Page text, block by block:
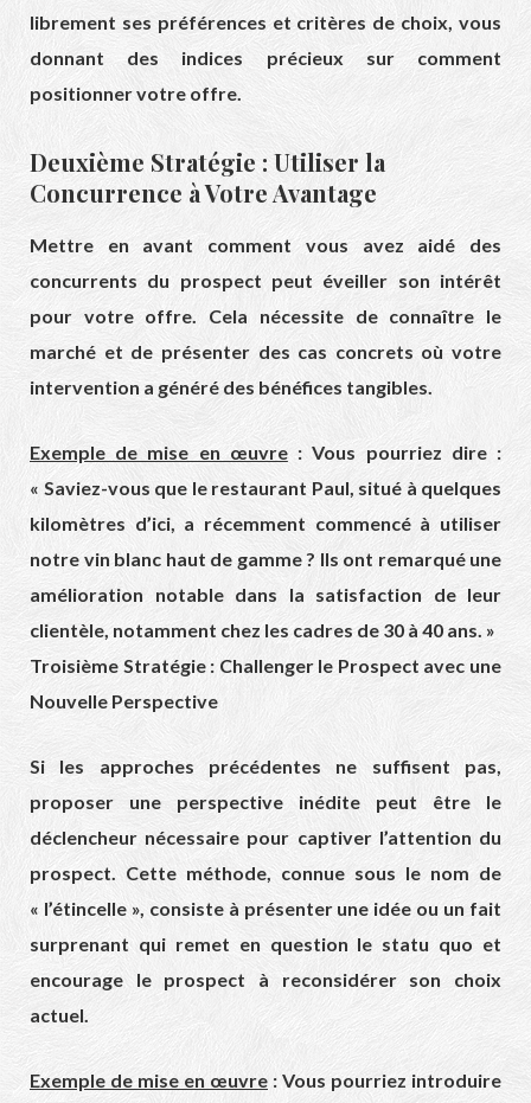
librement ses préférences et critères de choix, vous
donnant des indices précieux sur comment
positionner votre offre.
Deuxième Stratégie : Utiliser la
Concurrence à Votre Avantage
Mettre en avant comment vous avez aidé des
concurrents du prospect peut éveiller son intérêt
pour votre offre. Cela nécessite de connaître le
marché et de présenter des cas concrets où votre
intervention a généré des bénéfices tangibles.
Exemple de mise en œuvre: Vous pourriez dire :
« Saviez-vous que le restaurant Paul, situé à quelques
kilomètres d’ici, a récemment commencé à utiliser
notre vin blanc haut de gamme ? Ils ont remarqué une
amélioration notable dans la satisfaction de leur
clientèle, notamment chez les cadres de 30 à 40 ans. »
Troisième Stratégie : Challenger le Prospect avec une
Nouvelle Perspective
Si les approches précédentes ne suffisent pas,
proposer une perspective inédite peut être le
déclencheur nécessaire pour captiver l’attention du
prospect. Cette méthode, connue sous le nom de
« l’étincelle », consiste à présenter une idée ou un fait
surprenant qui remet en question le statu quo et
encourage le prospect à reconsidérer son choix
actuel.
Exemple de mise en œuvre : Vous pourriez introduire